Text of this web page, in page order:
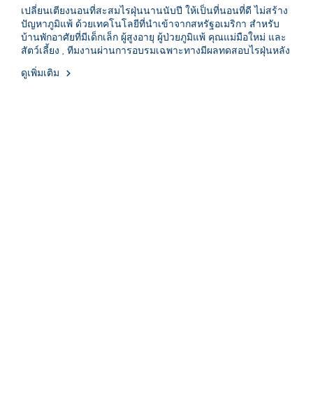
เปลี่ยนเตียงนอนที่สะสมไรฝุ่นนานนับปี ให้เป็นที่นอนที่ดี ไม่สร้าง
ปัญหาภูมิแพ้ ด้วยเทคโนโลยีที่นำเข้าจากสหรัฐอเมริกา สำหรับ
บ้านพักอาศัยที่มีเด็กเล็ก ผู้สูงอายุ ผู้ป่วยภูมิแพ้ คุณแม่มือใหม่ และ
สัตว์เลี้ยง , ทีมงานผ่านการอบรมเฉพาะทางมีผลทดสอบไรฝุ่นหลัง
ให้บริการ ลูกค้าไว้วางใจมากกว่า 500 ราย
ดูเพิ่มเติม